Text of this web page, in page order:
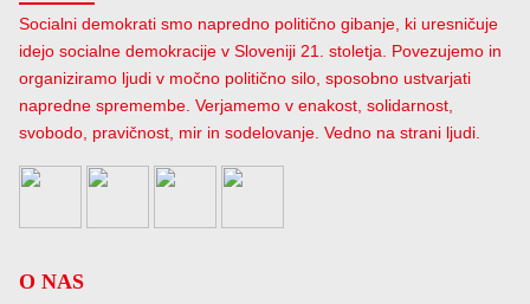
Socialni demokrati smo napredno politično gibanje, ki uresničuje
idejo socialne demokracije v Sloveniji 21. stoletja. Povezujemo in
organiziramo ljudi v močno politično silo, sposobno ustvarjati
napredne spremembe. Verjamemo v enakost, solidarnost,
svobodo, pravičnost, mir in sodelovanje. Vedno na strani ljudi.
O NAS